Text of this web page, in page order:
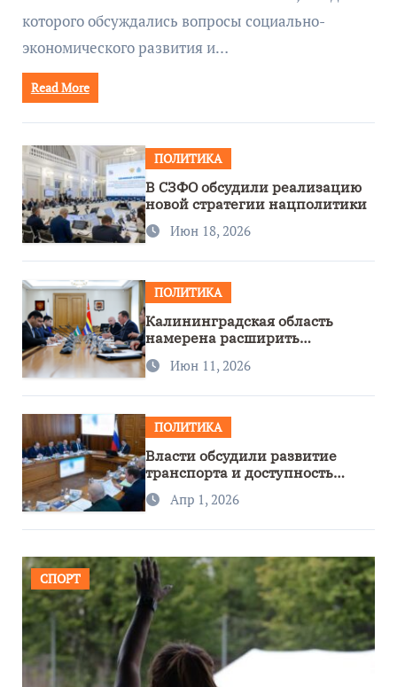
которого обсуждались вопросы социально-
экономического развития и…
Read More
ПОЛИТИКА
В СЗФО обсудили реализацию
новой стратегии нацполитики
Июн 18, 2026
ПОЛИТИКА
Калининградская область
намерена расширить
сотрудничество с Узбекистаном
Июн 11, 2026
ПОЛИТИКА
Власти обсудили развитие
транспорта и доступность
региона
Апр 1, 2026
СПОРТ